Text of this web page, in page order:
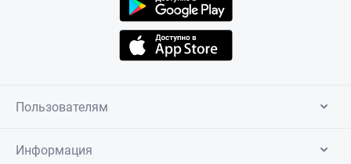
Пользователям
Информация